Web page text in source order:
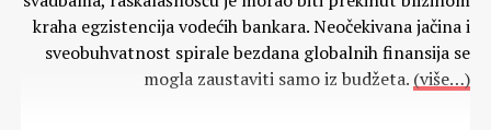
kraha egzistencija vodećih bankara. Neočekivana jačina i
sveobuhvatnost spirale bezdana globalnih finansija se
mogla zaustaviti samo iz budžeta. (više…)